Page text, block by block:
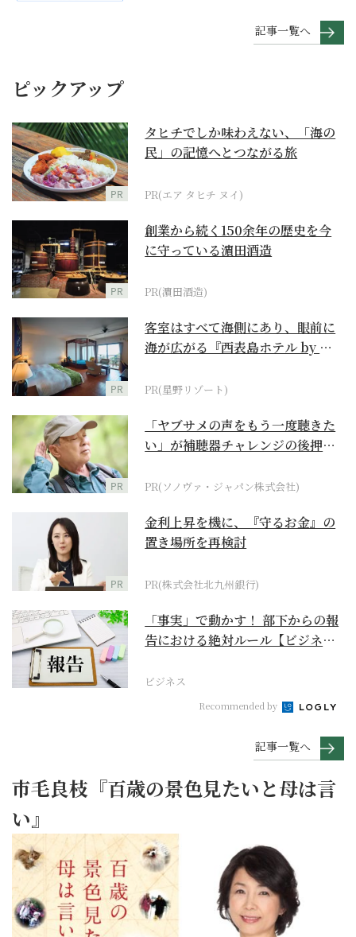
記事一覧へ
ピックアップ
PR
タヒチでしか味わえない、「海の
民」の記憶へとつながる旅
PR(エア タヒチ ヌイ)
PR
創業から続く150余年の歴史を今
に守っている濵田酒造
PR(濵田酒造)
PR
客室はすべて海側にあり、眼前に
海が広がる『西表島ホテル by 星
PR(星野リゾート)
PR
「ヤブサメの声をもう一度聴きた
い」が補聴器チャレンジの後押し
PR(ソノヴァ・ジャパン株式会社)
PR
金利上昇を機に、『守るお金』の
置き場所を再検討
PR(株式会社北九州銀行)
「事実」で動かす！ 部下からの報
告における絶対ルール【ビジネス
ビジネス
Recommended by
記事一覧へ
市毛良枝『百歳の景色見たいと母は言
い』